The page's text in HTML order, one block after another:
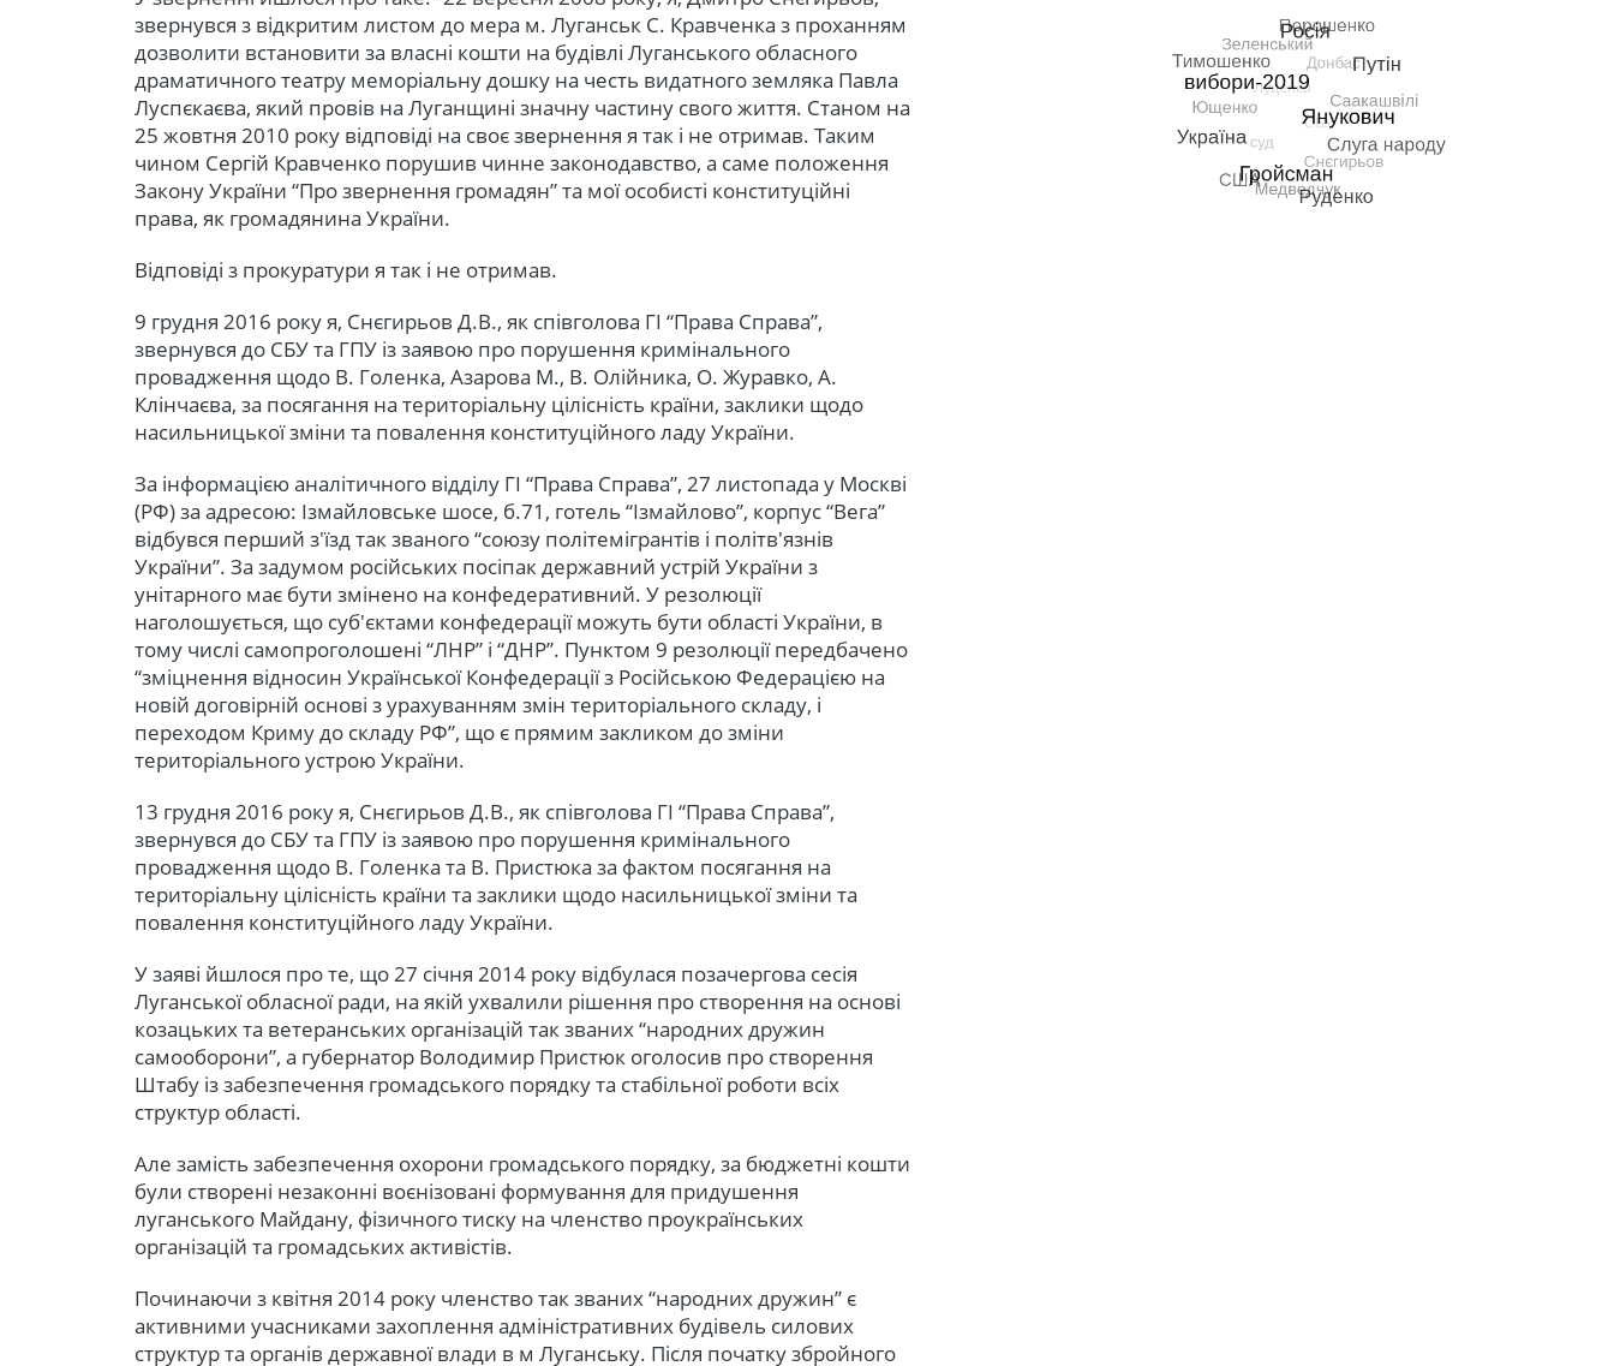
звернувся з відкритим листом до мера м. Луганськ С. Кравченка з проханням
дозволити встановити за власні кошти на будівлі Луганського обласного
драматичного театру меморіальну дошку на честь видатного земляка Павла
Луспєкаєва, який провів на Луганщині значну частину свого життя. Станом на
25 жовтня 2010 року відповіді на своє звернення я так і не отримав. Таким
чином Сергій Кравченко порушив чинне законодавство, а саме положення
Закону України “Про звернення громадян” та мої особисті конституційні
права, як громадянина України.
Відповіді з прокуратури я так і не отримав.
9 грудня 2016 року я, Снєгирьов Д.В., як співголова ГІ “Права Справа”,
звернувся до СБУ та ГПУ із заявою про порушення кримінального
провадження щодо В. Голенка, Азарова М., В. Олійника, О. Журавко, А.
Клінчаєва, за посягання на територіальну цілісність країни, заклики щодо
насильницької зміни та повалення конституційного ладу України.
За інформацією аналітичного відділу ГІ “Права Справа”, 27 листопада у Москві
(РФ) за адресою: Ізмайловське шосе, б.71, готель “Ізмайлово”, корпус “Вега”
відбувся перший з'їзд так званого “союзу політемігрантів і політв'язнів
України”. За задумом російських посіпак державний устрій України з
унітарного має бути змінено на конфедеративний. У резолюції
наголошується, що суб'єктами конфедерації можуть бути області України, в
тому числі самопроголошені “ЛНР” і “ДНР”. Пунктом 9 резолюції передбачено
“зміцнення відносин Української Конфедерації з Російською Федерацією на
новій договірній основі з урахуванням змін територіального складу, і
переходом Криму до складу РФ”, що є прямим закликом до зміни
територіального устрою України.
13 грудня 2016 року я, Снєгирьов Д.В., як співголова ГІ “Права Справа”,
звернувся до СБУ та ГПУ із заявою про порушення кримінального
провадження щодо В. Голенка та В. Пристюка за фактом посягання на
територіальну цілісність країни та заклики щодо насильницької зміни та
повалення конституційного ладу України.
У заяві йшлося про те, що 27 січня 2014 року відбулася позачергова сесія
Луганської обласної ради, на якій ухвалили рішення про створення на основі
козацьких та ветеранських організацій так званих “народних дружин
самооборони”, а губернатор Володимир Пристюк оголосив про створення
Штабу із забезпечення громадського порядку та стабільної роботи всіх
структур області.
Але замість забезпечення охорони громадського порядку, за бюджетні кошти
були створені незаконні воєнізовані формування для придушення
луганського Майдану, фізичного тиску на членство проукраїнських
організацій та громадських активістів.
Починаючи з квітня 2014 року членство так званих “народних дружин” є
активними учасниками захоплення адміністративних будівель силових
структур та органів державної влади в м Луганську. Після початку збройного